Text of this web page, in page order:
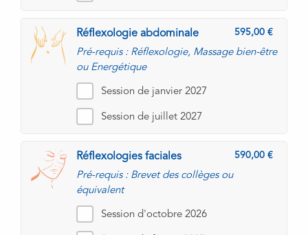
595,00
Réflexologie abdominale
Pré-requis : Réflexologie, Massage bien-être
ou Energétique
Session de janvier 2027
Session de juillet 2027
590,00
Réflexologies faciales
Pré-requis : Brevet des collèges ou
équivalent
Session d'octobre 2026